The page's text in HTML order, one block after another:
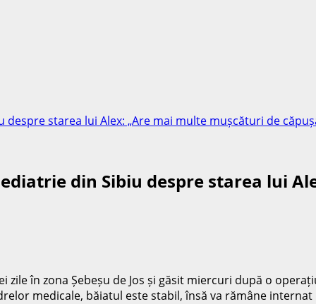
starea lui Alex: „Are mai multe mușcături de
din Sibiu despre starea lui
în zona Șebeșu de Jos și găsit miercuri după o
medicale, băiatul este stabil, însă va rămâne